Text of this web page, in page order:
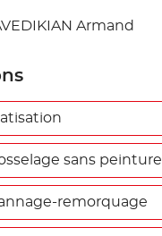
Armand
sans peinture
remorquage